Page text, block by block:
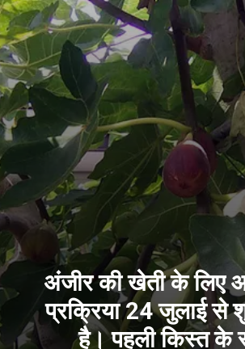
अंजीर की खेतीके लिए
प्रक्रिया 24 जुलाई से
है। पहली किस्त के